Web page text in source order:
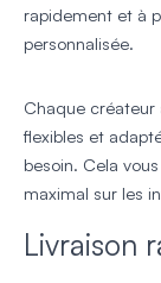
rapidement et à
personnalisée.
Chaque
flexibles et
besoin. Cela
maximal sur les
Livraison